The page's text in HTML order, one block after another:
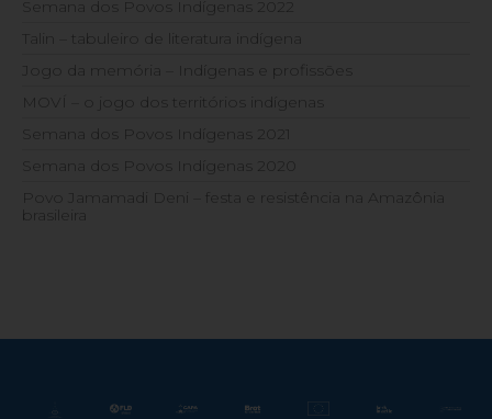
Semana dos Povos Indígenas 2022
Talin – tabuleiro de literatura indígena
Jogo da memória – Indígenas e profissões
MOVÍ – o jogo dos territórios indígenas
Semana dos Povos Indígenas 2021
Semana dos Povos Indígenas 2020
Povo Jamamadi Deni – festa e resistência na Amazônia
brasileira